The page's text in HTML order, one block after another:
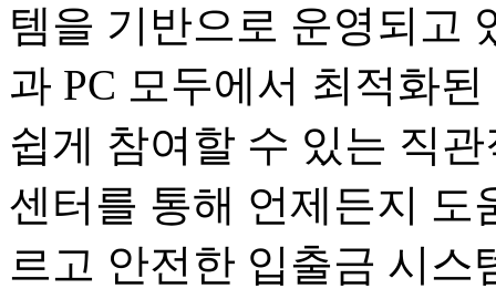
템을 기반으로 운영되고
과 PC 모두에서 최적화
쉽게 참여할 수 있는 직
센터를 통해 언제든지 도
르고 안전한 입출금 시스